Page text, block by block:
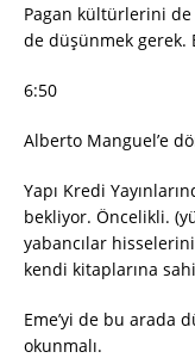
Pagan kültürlerini de
de düşünmek
6:50
Alberto Manguel’e
Yapı Kredi
bekliyor. Öncelikli.
yabancılar
kendi kitaplarına
Eme’yi de bu arada
okunmalı.